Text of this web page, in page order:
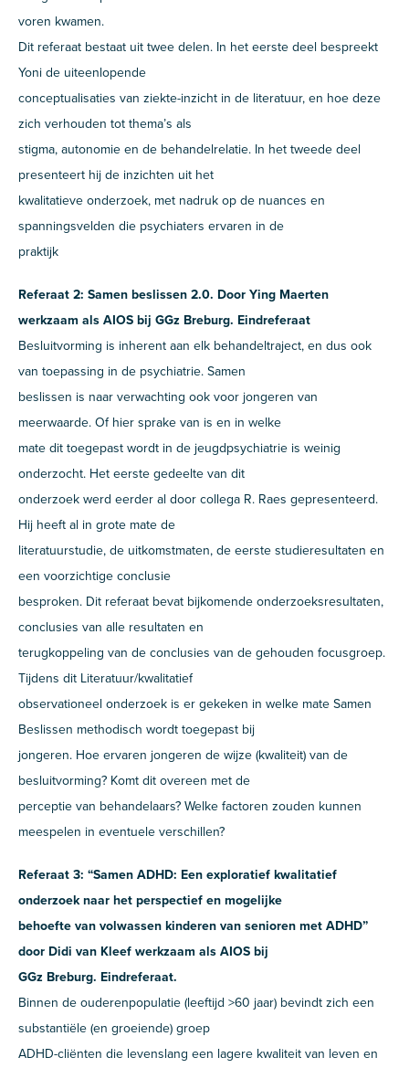
voren kwamen.
Dit referaat bestaat uit twee delen. In het eerste deel bespreekt
Yoni de uiteenlopende
conceptualisaties van ziekte-inzicht in de literatuur, en hoe deze
zich verhouden tot thema’s als
stigma, autonomie en de behandelrelatie. In het tweede deel
presenteert hij de inzichten uit het
kwalitatieve onderzoek, met nadruk op de nuances en
spanningsvelden die psychiaters ervaren in de
praktijk
Referaat 2: Samen beslissen 2.0. Door Ying Maerten
werkzaam als AIOS bij GGz Breburg. Eindreferaat
Besluitvorming is inherent aan elk behandeltraject, en dus ook
van toepassing in de psychiatrie. Samen
beslissen is naar verwachting ook voor jongeren van
meerwaarde. Of hier sprake van is en in welke
mate dit toegepast wordt in de jeugdpsychiatrie is weinig
onderzocht. Het eerste gedeelte van dit
onderzoek werd eerder al door collega R. Raes gepresenteerd.
Hij heeft al in grote mate de
literatuurstudie, de uitkomstmaten, de eerste studieresultaten en
een voorzichtige conclusie
besproken. Dit referaat bevat bijkomende onderzoeksresultaten,
conclusies van alle resultaten en
terugkoppeling van de conclusies van de gehouden focusgroep.
Tijdens dit Literatuur/kwalitatief
observationeel onderzoek is er gekeken in welke mate Samen
Beslissen methodisch wordt toegepast bij
jongeren. Hoe ervaren jongeren de wijze (kwaliteit) van de
besluitvorming? Komt dit overeen met de
perceptie van behandelaars? Welke factoren zouden kunnen
meespelen in eventuele verschillen?
Referaat 3: “Samen ADHD: Een exploratief kwalitatief
onderzoek naar het perspectief en mogelijke
behoefte van volwassen kinderen van senioren met ADHD”
door Didi van Kleef werkzaam als AIOS bij
GGz Breburg. Eindreferaat.
Binnen de ouderenpopulatie (leeftijd >60 jaar) bevindt zich een
substantiële (en groeiende) groep
ADHD-cliënten die levenslang een lagere kwaliteit van leven en